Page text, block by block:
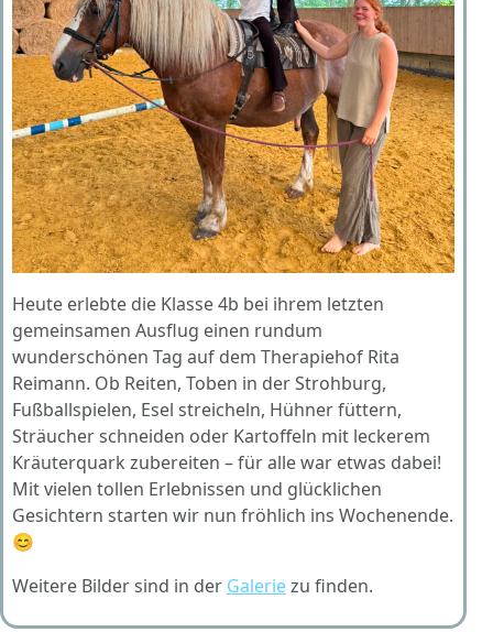
Heute erlebte die Klasse 4b bei ihrem letzten
gemeinsamen Ausflug einen rundum
wunderschönen Tag auf dem Therapiehof Rita
Reimann. Ob Reiten, Toben in der Strohburg,
Fußballspielen, Esel streicheln, Hühner füttern,
Sträucher schneiden oder Kartoffeln mit leckerem
Kräuterquark zubereiten – für alle war etwas dabei!
Mit vielen tollen Erlebnissen und glücklichen
Gesichtern starten wir nun fröhlich ins Wochenende.
😊
Weitere Bilder sind in der Galeriezu finden.